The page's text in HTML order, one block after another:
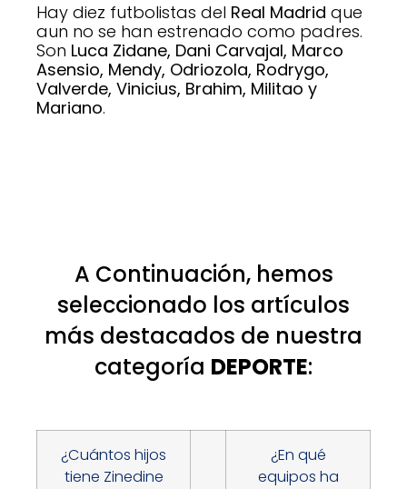
Hay diez futbolistas del Real Madrid que
aun no se han estrenado como padres.
Son Luca Zidane, Dani Carvajal, Marco
Asensio, Mendy, Odriozola, Rodrygo,
Valverde, Vinicius, Brahim, Militao y
Mariano.
A Continuación, hemos
seleccionado los artículos
más destacados de nuestra
categoría DEPORTE:
¿Cuántos hijos
tiene Zinedine
¿En qué
equipos ha